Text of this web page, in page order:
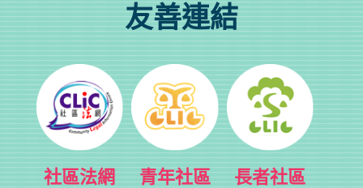
友善連結
社區法網
青年社區
長者社區